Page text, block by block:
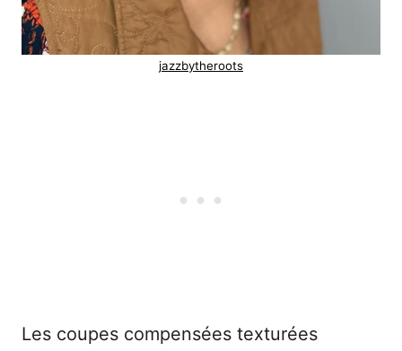
jazzbytheroots
Les coupes compensées texturées